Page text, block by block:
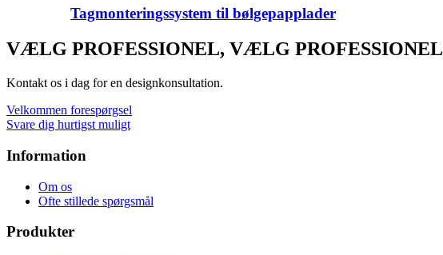
Tagmonteringssystem til bølgepapplader
VÆLG PROFESSIONEL, VÆLG PROFESSIONEL
Kontakt os i dag for en designkonsultation.
Velkommen forespørgsel
Svare dig hurtigst muligt
Information
Om os
Ofte stillede spørgsmål
Produkter